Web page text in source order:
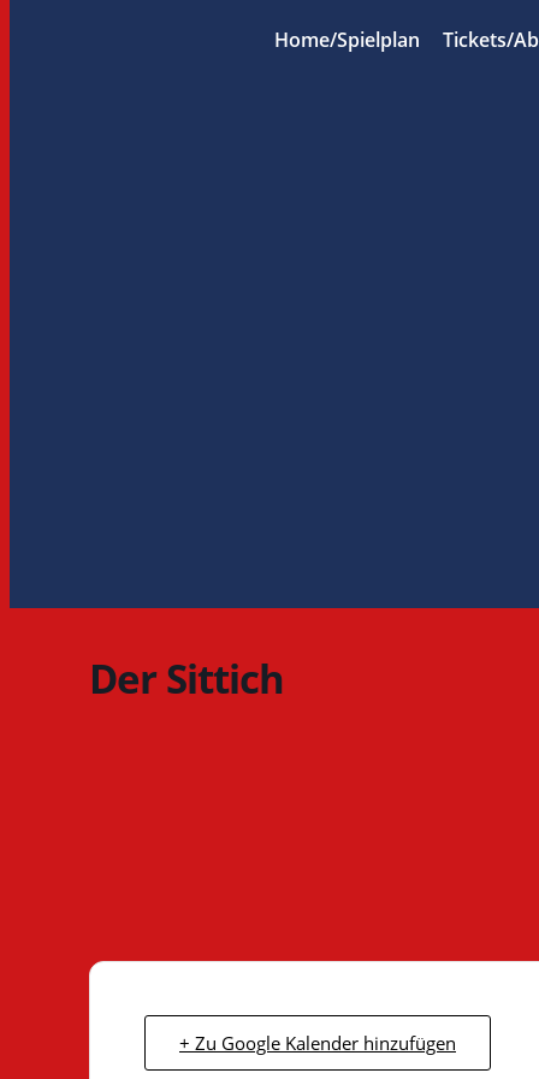
Home/Spielplan Tickets/
Der Sittich
+ Zu Google Kalender hinzufügen